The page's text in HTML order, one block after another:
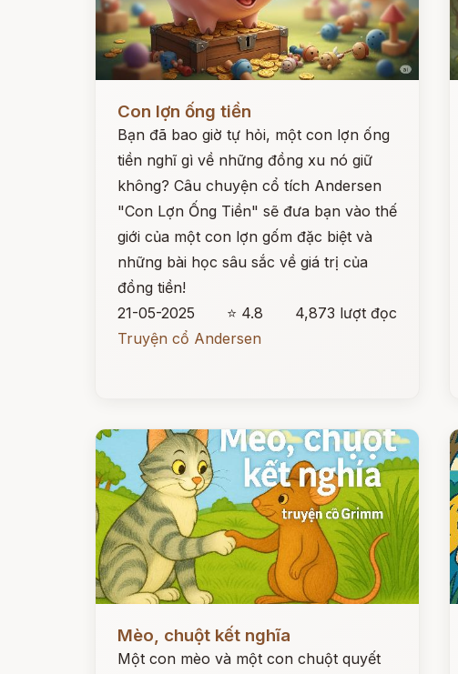
Con lợn ống tiền
Bạn đã bao giờ tự hỏi, một con lợn ống
tiền nghĩ gì về những đồng xu nó giữ
không? Câu chuyện cổ tích Andersen
"Con Lợn Ống Tiền" sẽ đưa bạn vào thế
giới của một con lợn gốm đặc biệt và
những bài học sâu sắc về giá trị của
đồng tiền!
21-05-2025
⭐ 4.8
4,873 lượt đọc
Truyện cổ Andersen
Mèo, chuột kết nghĩa
Một con mèo và một con chuột quyết